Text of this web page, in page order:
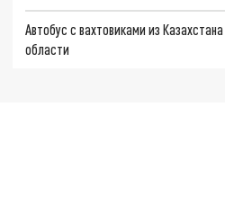
Автобус с вахтовиками из
области